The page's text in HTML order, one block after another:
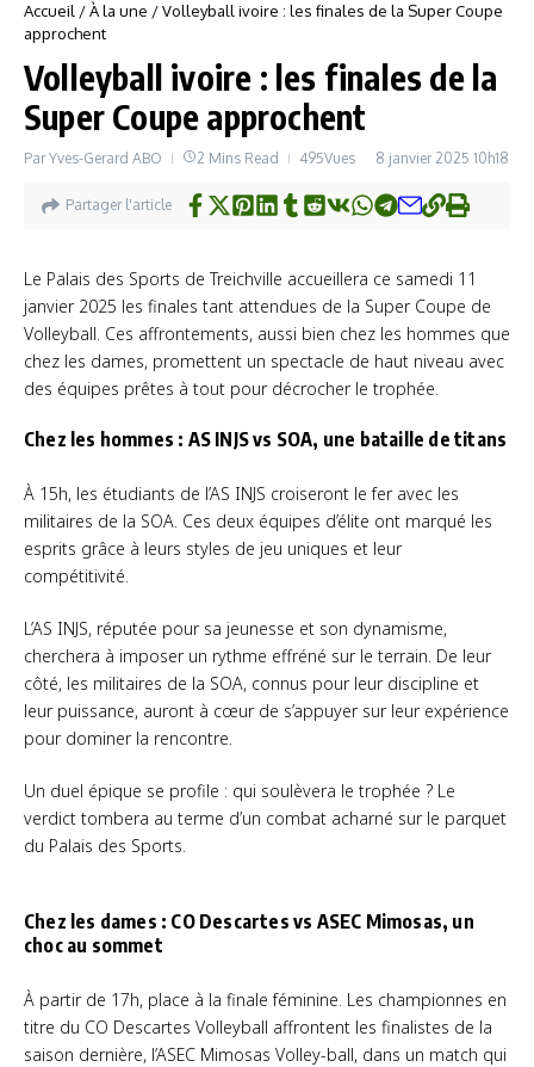
Accueil /À la une /Volleyball ivoire : les finales de la Super Coupe
approchent
Volleyball ivoire : les finales de la
Super Coupe approchent
ParYves-Gerard ABO 2 Mins Read 495Vues 8 janvier 2025 10h18
Partager l'article
Le Palais des Sports de Treichville accueillera ce samedi 11
janvier 2025 les finales tant attendues de la Super Coupe de
Volleyball. Ces affrontements, aussi bien chez les hommes que
chez les dames, promettent un spectacle de haut niveau avec
des équipes prêtes à tout pour décrocher le trophée.
Chez les hommes : AS INJS vs SOA, une bataille de titans
À 15h, les étudiants de l’AS INJS croiseront le fer avec les
militaires de la SOA. Ces deux équipes d’élite ont marqué les
esprits grâce à leurs styles de jeu uniques et leur
compétitivité.
L’AS INJS, réputée pour sa jeunesse et son dynamisme,
cherchera à imposer un rythme effréné sur le terrain. De leur
côté, les militaires de la SOA, connus pour leur discipline et
leur puissance, auront à cœur de s’appuyer sur leur expérience
pour dominer la rencontre.
Un duel épique se profile : qui soulèvera le trophée ? Le
verdict tombera au terme d’un combat acharné sur le parquet
du Palais des Sports.
Chez les dames : CO Descartes vs ASEC Mimosas, un
choc au sommet
À partir de 17h, place à la finale féminine. Les championnes en
titre du CO Descartes Volleyball affrontent les finalistes de la
saison dernière, l’ASEC Mimosas Volley-ball, dans un match qui